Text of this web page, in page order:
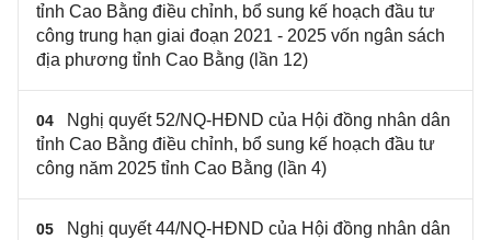
tỉnh Cao Bằng điều chỉnh, bổ sung kế hoạch đầu tư
công trung hạn giai đoạn 2021 - 2025 vốn ngân sách
địa phương tỉnh Cao Bằng (lần 12)
04
Nghị quyết 52/NQ-HĐND của Hội đồng nhân dân
tỉnh Cao Bằng điều chỉnh, bổ sung kế hoạch đầu tư
công năm 2025 tỉnh Cao Bằng (lần 4)
05
Nghị quyết 44/NQ-HĐND của Hội đồng nhân dân